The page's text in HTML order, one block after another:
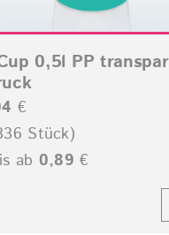
0,5l PP
€
Stück)
ab 0,89 €